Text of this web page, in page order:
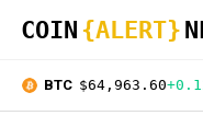
COIN {ALERT}
BTC $64,963.60